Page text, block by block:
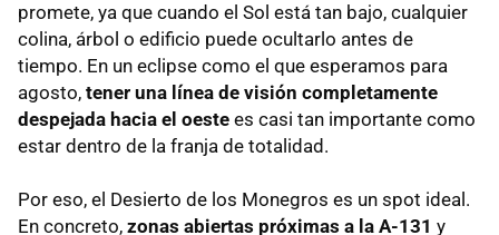
promete, ya que cuando el Sol está tan bajo, cualquier
colina, árbol o edificio puede ocultarlo antes de
tiempo. En un eclipse como el que esperamos para
agosto, tener una línea de visión completamente
despejada hacia el oeste es casi tan importante como
estar dentro de la franja de totalidad.
Por eso, el Desierto de los Monegros es un spot ideal.
En concreto, zonas abiertas próximas a la A-131 y